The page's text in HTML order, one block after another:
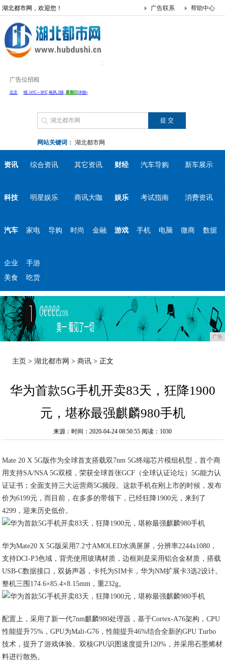
湖北都市网，欢迎您！ 帮助中心
广告联系
广告位招租
网站关键词： 湖北都市网
资讯 综合资讯 其它资讯 财经 汽车导购 新车展示
科技 明星娱乐 商讯大咖 娱乐 考试指南 消费资讯
汽车 家电 导购 时尚 金融 游戏 手机 电脑 微商 数据
企业
手游
美食
吃货
广告
主页 >湖北都市网 >商讯 > 正文
华为首款5G手机开卖83天，狂降1900
元，堪称最强麒麟980手机
来源：时间：2020-04-24 08:50:55 阅读：1030
Mate 20 X 5G版作为全球首支搭载双7nm 5G终端芯片模组机型，首个商
用支持SA/NSA 5G双模，荣获全球首张GCF（全球认证论坛）5G能力认
证证书；全面支持三大运营商5G频段。这款手机在刚上市的时候，发布
价为6199元，而目前，在多多的带领下，已经狂降1900元，来到了
4299，迎来历史低价。
华为Mate20 X 5G版采用7.2寸AMOLED水滴屏屏，分辨率2244x1080，
支持DCI-P3色域，背壳使用玻璃材质，边框则是采用铝合金材质，搭载
USB-C数据接口，双扬声器，卡托为SIM卡，华为NM扩展卡3选2设计。
整机三围174.6×85.4×8.15mm，重232g。
配置上，采用了新一代7nm麒麟980处理器，基于Cortex-A76架构，CPU
性能提升75%，GPU为Mali-G76，性能提升46%结合全新的GPU Turbo
技术，提升了游戏体验。双核GPU识图速度提升120%，并采用石墨烯材
料进行散热。